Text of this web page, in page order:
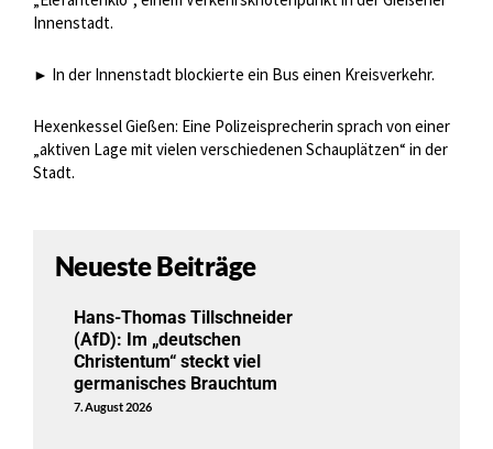
Innenstadt.
► In der Innenstadt blockierte ein Bus einen Kreisverkehr.
Hexenkessel Gießen: Eine Polizeisprecherin sprach von einer
„aktiven Lage mit vielen verschiedenen Schauplätzen“ in der
Stadt.
Neueste Beiträge
Hans-Thomas Tillschneider
(AfD): Im „deutschen
Christentum“ steckt viel
germanisches Brauchtum
7. August 2026